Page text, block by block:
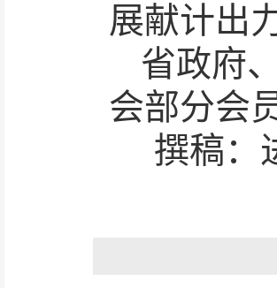
展献计出
省政府
会部分会
撰稿：